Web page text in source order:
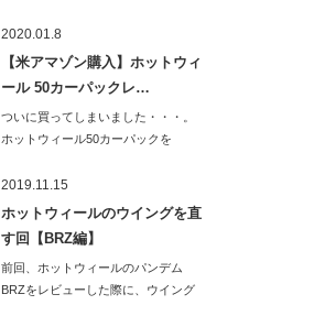
2020.01.8
【米アマゾン購入】ホットウィ
ール 50カーパックレ…
ついに買ってしまいました・・・。
ホットウィール50カーパックを
2019.11.15
ホットウィールのウイングを直
す回【BRZ編】
前回、ホットウィールのパンデム
BRZをレビューした際に、ウイング